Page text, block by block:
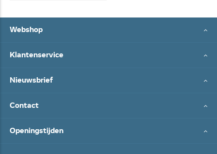
Webshop
Klantenservice
Nieuwsbrief
Contact
Openingstijden